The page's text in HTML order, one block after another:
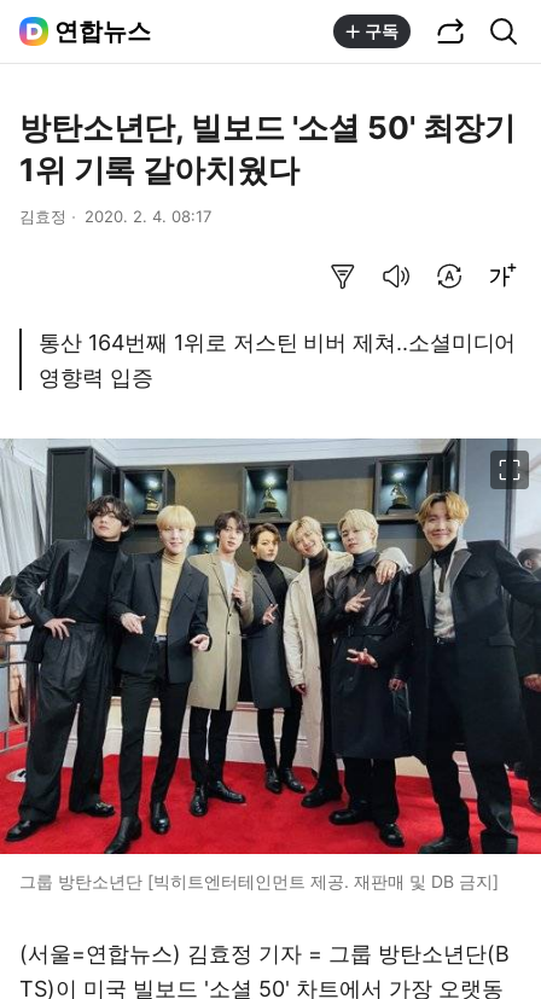
연합뉴스 구독
방탄소년단, 빌보드 '소셜 50' 최장기
1위 기록 갈아치웠다
김효정 2020. 2. 4. 08:17
통산 164번째 1위로 저스틴 비버 제쳐..소셜미디어
영향력 입증
그룹 방탄소년단 [빅히트엔터테인먼트 제공. 재판매 및 DB 금지]
(서울=연합뉴스) 김효정 기자 = 그룹 방탄소년단(B
TS)이 미국 빌보드 '소셜 50' 차트에서 가장 오랫동